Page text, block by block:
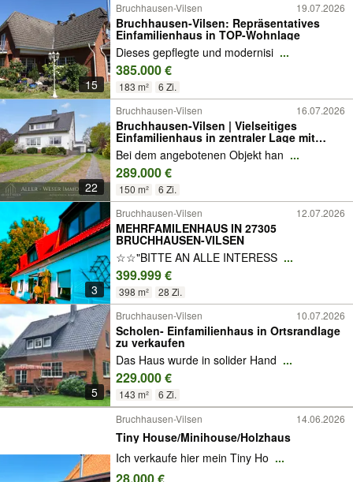
15
Bruchhausen-Vilsen 19.07.2026
Bruchhausen-Vilsen: Repräsentatives
Einfamilienhaus in TOP-Wohnlage
Dieses gepflegte und modernisi ...
385.000 €
183 m² 6 Zi.
22
Bruchhausen-Vilsen 16.07.2026
Bruchhausen-Vilsen | Vielseitiges
Einfamilienhaus in zentraler Lage mit
Garten und Garage
Bei dem angebotenen Objekt han ...
289.000 €
150 m² 6 Zi.
3
Bruchhausen-Vilsen 12.07.2026
MEHRFAMILENHAUS IN 27305
BRUCHHAUSEN-VILSEN
☆☆"BITTE AN ALLE INTERESS ...
399.999 €
398 m² 28 Zi.
5
Bruchhausen-Vilsen 10.07.2026
Scholen- Einfamilienhaus in Ortsrandlage
zu verkaufen
Das Haus wurde in solider Hand ...
229.000 €
143 m²
6 Zi.
Bruchhausen-Vilsen
14.06.2026
Tiny House/Minihouse/Holzhaus
Ich verkaufe hier mein Tiny Ho ...
28.000 €